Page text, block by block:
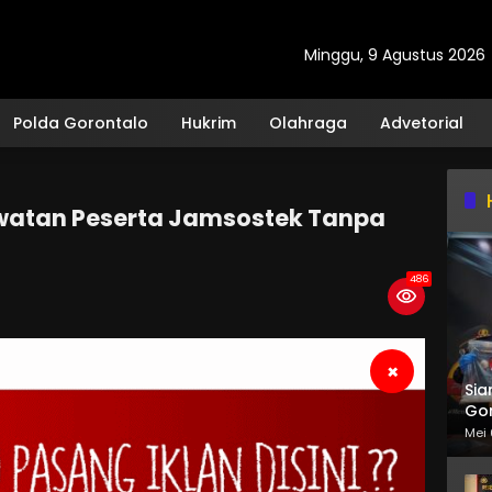
Minggu, 9 Agustus 2026
Polda Gorontalo Hukrim Olahraga Advetorial
Peserta Jamsostek Tanpa
486
×
Mei